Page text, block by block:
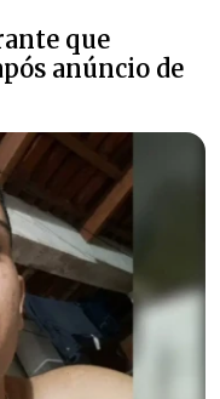
que
anúncio de